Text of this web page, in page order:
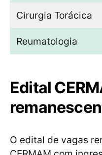
Cirurgia Torácica
Reumatologia
Edital
O edital de vagas